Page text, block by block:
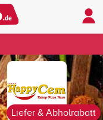
Liefer & Abholrabatt